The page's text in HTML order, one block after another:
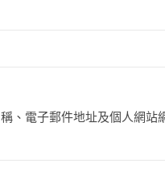
、電子郵件地址及個人網站